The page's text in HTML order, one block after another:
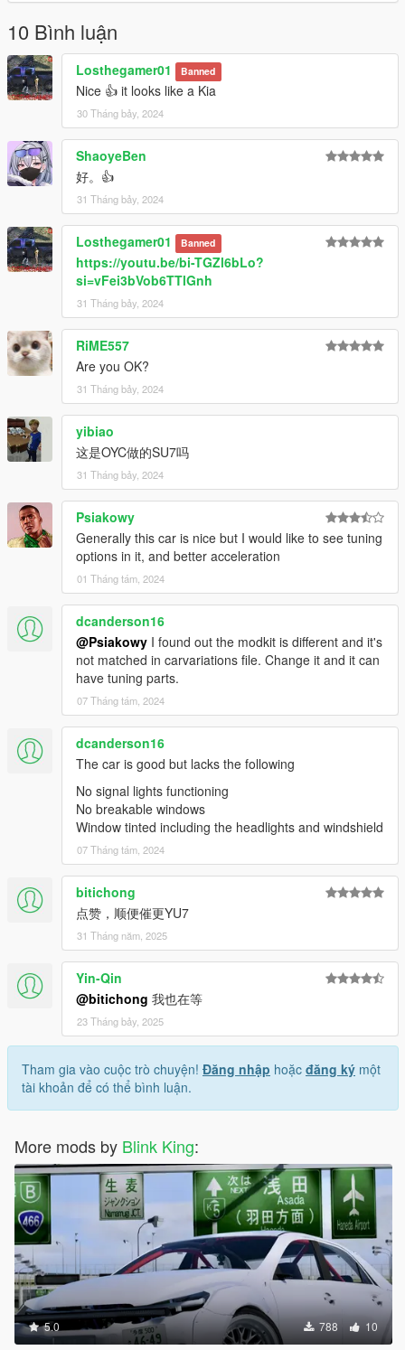
10 Bình luận
Losthegamer01 Banned
Nice 👍 it looks like a Kia
30 Tháng bảy, 2024
ShaoyeBen
好。👍
31 Tháng bảy, 2024
Losthegamer01 Banned
https://youtu.be/bi-TGZl6bLo?
si=vFei3bVob6TTlGnh
31 Tháng bảy, 2024
RiME557
Are you OK?
31 Tháng bảy, 2024
yibiao
这是OYC做的SU7吗
31 Tháng bảy, 2024
Psiakowy
Generally this car is nice but I would like to see tuning
options in it, and better acceleration
01 Tháng tám, 2024
dcanderson16
@Psiakowy I found out the modkit is different and it's
not matched in carvariations file. Change it and it can
have tuning parts.
07 Tháng tám, 2024
dcanderson16
The car is good but lacks the following
No signal lights functioning
No breakable windows
Window tinted including the headlights and windshield
07 Tháng tám, 2024
bitichong
点赞，顺便催更YU7
31 Tháng năm, 2025
Yin-Qin
@bitichong 我也在等
23 Tháng bảy, 2025
Tham gia vào cuộc trò chuyện! Đăng nhập hoặc đăng ký một
tài khoản để có thể bình luận.
More mods by Blink King:
5.0 788 10